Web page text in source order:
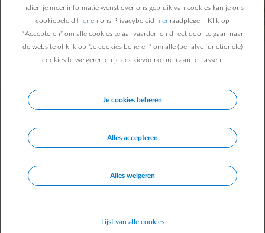
element-credit-lock Je persoonlijke en financiële
zijn
Indien je meer informatie wenst over ons gebruik van cookies kan je ons
cookiebeleid hier en ons Privacybeleid hier raadplegen. Klik op
“Accepteren” om alle cookies te aanvaarden en direct door te gaan naar
de website of klik op "Je cookies beheren" om alle (behalve functionele)
cookies te weigeren en je cookievoorkeuren aan te passen.
Je cookies beheren
Alles accepteren
Alles weigeren
Lijst van alle cookies